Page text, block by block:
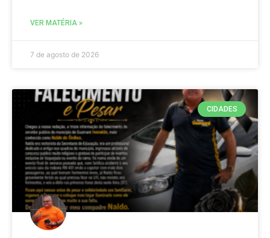
VER MATÉRIA »
7 de agosto de 2026
CIDADES